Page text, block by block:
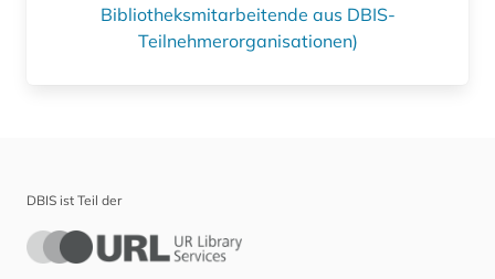
Bibliotheksmitarbeitende aus DBIS-
Teilnehmerorganisationen)
DBIS ist Teil der